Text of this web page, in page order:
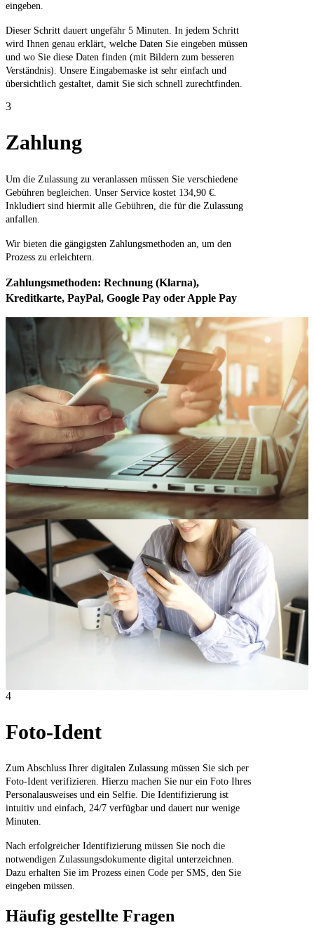
eingeben.
Dieser Schritt dauert ungefähr 5 Minuten. In jedem Schritt
wird Ihnen genau erklärt, welche Daten Sie eingeben müssen
und wo Sie diese Daten finden (mit Bildern zum besseren
Verständnis). Unsere Eingabemaske ist sehr einfach und
übersichtlich gestaltet, damit Sie sich schnell zurechtfinden.
3
Zahlung
Um die Zulassung zu veranlassen müssen Sie verschiedene
Gebühren begleichen. Unser Service kostet 134,90 €.
Inkludiert sind hiermit alle Gebühren, die für die Zulassung
anfallen.
Wir bieten die gängigsten Zahlungsmethoden an, um den
Prozess zu erleichtern.
Zahlungsmethoden: Rechnung (Klarna),
Kreditkarte, PayPal, Google Pay oder Apple Pay
4
Foto-Ident
Zum Abschluss Ihrer digitalen Zulassung müssen Sie sich per
Foto-Ident verifizieren. Hierzu machen Sie nur ein Foto Ihres
Personalausweises und ein Selfie. Die Identifizierung ist
intuitiv und einfach, 24/7 verfügbar und dauert nur wenige
Minuten.
Nach erfolgreicher Identifizierung müssen Sie noch die
notwendigen Zulassungsdokumente digital unterzeichnen.
Dazu erhalten Sie im Prozess einen Code per SMS, den Sie
eingeben müssen.
Häufig gestellte Fragen